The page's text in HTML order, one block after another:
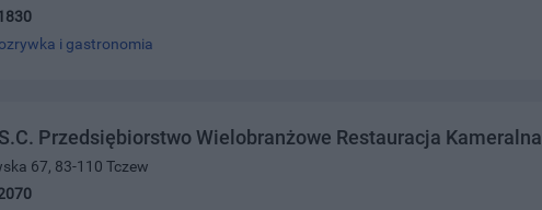
i gastronomia
Przedsiębiorstwo Wielobranżowe Restauracja Kameralna
67, 83-110 Tczew